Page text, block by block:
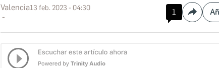
Valencia13 feb. 2023 - 04:30 1